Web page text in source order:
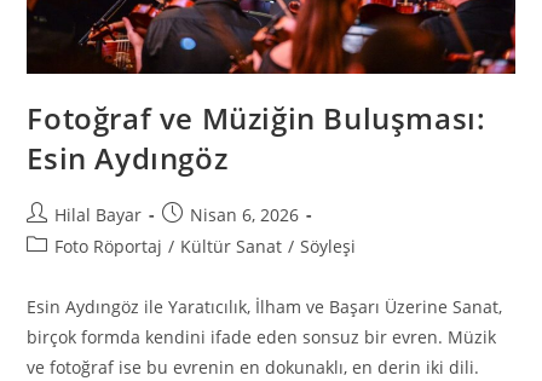
Fotoğraf ve Müziğin Buluşması:
Esin Aydıngöz
Hilal Bayar
Nisan 6, 2026
Foto Röportaj / Kültür Sanat / Söyleşi
Esin Aydıngöz ile Yaratıcılık, İlham ve Başarı Üzerine Sanat,
birçok formda kendini ifade eden sonsuz bir evren. Müzik
ve fotoğraf ise bu evrenin en dokunaklı, en derin iki dili.